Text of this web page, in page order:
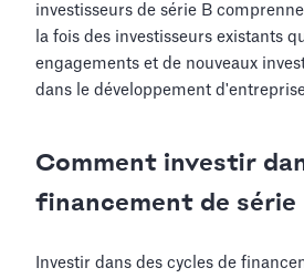
investisseurs de série B
la fois des investisseurs existants
engagements et de nouveaux
dans le développement
Comment investir
financement de série
Investir dans des cycles de